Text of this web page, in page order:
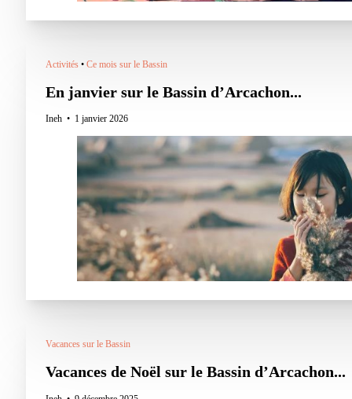
Activités• Ce mois sur le Bassin
En janvier sur le Bassin d’Arcachon...
Ineh 1 janvier 2026
Vacances sur le Bassin
Vacances de Noël sur le Bassin d’Arcachon...